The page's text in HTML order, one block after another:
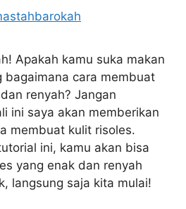
Apakah kamu suka makan
bagaimana cara membuat
renyah? Jangan
ini saya akan memberikan
membuat kulit risoles.
ini, kamu akan bisa
yang enak dan renyah
langsung saja kita mulai!